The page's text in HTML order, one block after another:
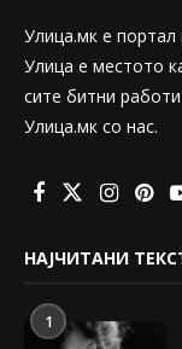
Улица.мк е портал
Улица е местото
сите битни
Улица.мк со нас.
НАЈЧИТАНИ
1